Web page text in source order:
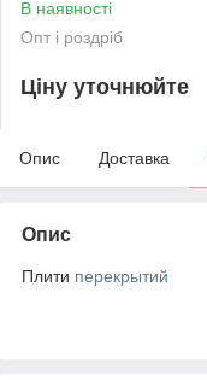
В наявності
Опт і роздріб
Ціну уточнюйте
Опис Доставка
Опис
Плити перекрытий